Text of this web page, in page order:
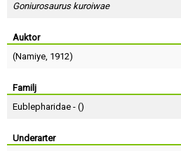
Goniurosaurus kuroiwae
Auktor
(Namiye, 1912)
Familj
Eublepharidae - ()
Underarter
Lösenord:
Terms of Service